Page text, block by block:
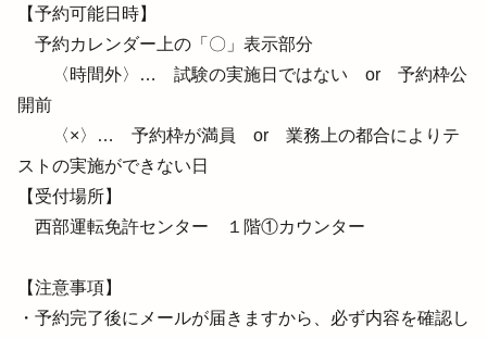
【予約可能日時】
予約カレンダー上の「〇」表示部分
〈時間外〉…　試験の実施日ではない　or　予約枠公
開前
〈×〉…　予約枠が満員　or　業務上の都合によりテ
ストの実施ができない日
【受付場所】
西部運転免許センター　１階①カウンター
【注意事項】
・予約完了後にメールが届きますから、必ず内容を確認し